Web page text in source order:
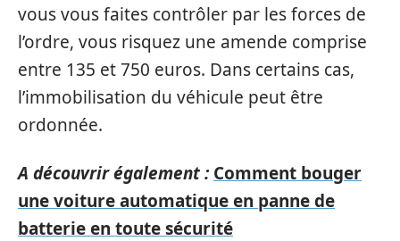
vous vous faites contrôler par les forces de
l’ordre, vous risquez une amende comprise
entre 135 et 750 euros. Dans certains cas,
l’immobilisation du véhicule peut être
ordonnée.
A découvrir également : Comment bouger
une voiture automatique en panne de
batterie en toute sécurité